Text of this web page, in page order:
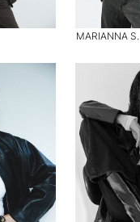
MARIANNA S.